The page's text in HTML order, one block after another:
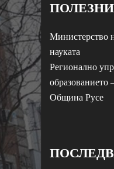
Министерство
науката
Регионално
образованието
Община Русе